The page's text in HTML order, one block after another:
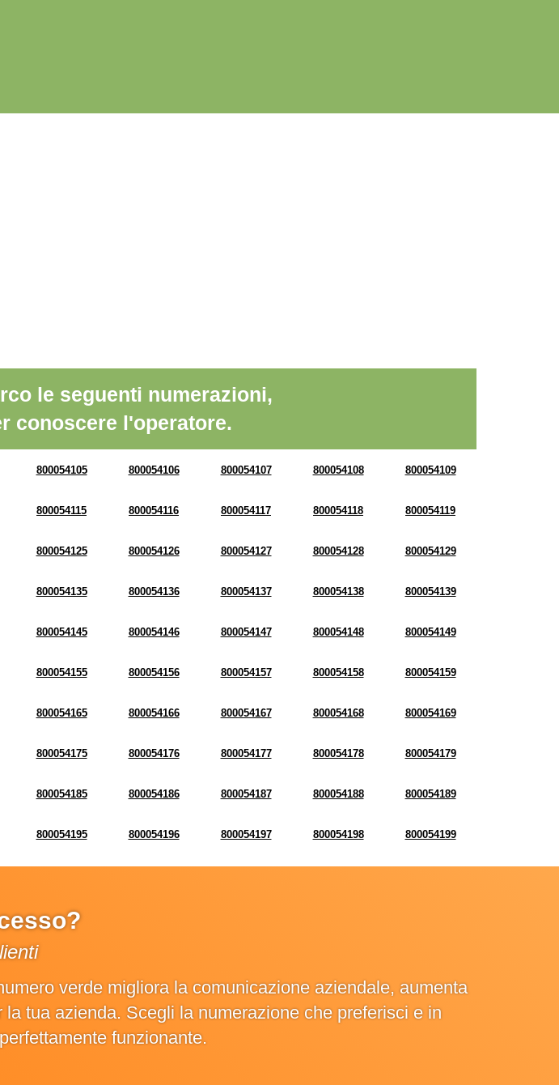
le seguenti numerazioni,
conoscere l'operatore.
800054105 800054106 800054107 800054108 800054109
800054115 800054116 800054117 800054118 800054119
800054125 800054126 800054127 800054128 800054129
800054135 800054136 800054137 800054138 800054139
800054145 800054146 800054147 800054148 800054149
800054155 800054156 800054157 800054158 800054159
800054165 800054166 800054167 800054168 800054169
800054175 800054176 800054177 800054178 800054179
800054185 800054186 800054187 800054188 800054189
800054195 800054196 800054197 800054198 800054199
verde migliora la comunicazione aziendale, aumenta
tua azienda. Scegli la numerazione che preferisci e in
funzionante.